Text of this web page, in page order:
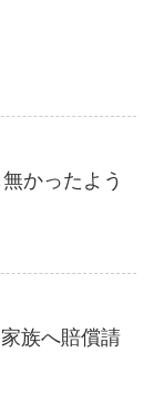
かったよう
族へ賠償請